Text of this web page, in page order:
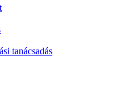
tanácsadás